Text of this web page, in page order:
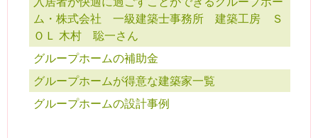
ム・株式会社 一級建築士事務所 建築工房 Ｓ
ＯＬ 木村 聡一さん
グループホームの補助金
グループホームが得意な建築家一覧
グループホームの設計事例